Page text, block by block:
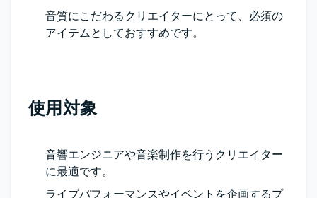
音質にこだわるクリエイターにとって、必須の
アイテムとしておすすめです。
使用対象
音響エンジニアや音楽制作を行うクリエイター
に最適です。
ライブパフォーマンスやイベントを企画するプ